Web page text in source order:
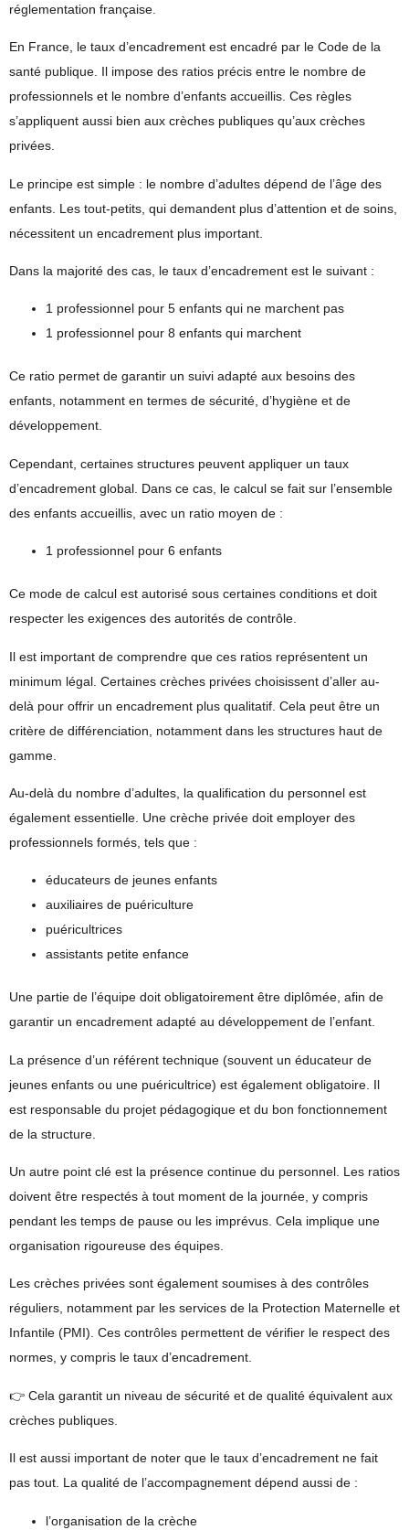
réglementation française.
En France, le taux d’encadrement est encadré par le Code de la
santé publique. Il impose des ratios précis entre le nombre de
professionnels et le nombre d’enfants accueillis. Ces règles
s’appliquent aussi bien aux crèches publiques qu’aux crèches
privées.
Le principe est simple : le nombre d’adultes dépend de l’âge des
enfants. Les tout-petits, qui demandent plus d’attention et de soins,
nécessitent un encadrement plus important.
Dans la majorité des cas, le taux d’encadrement est le suivant :
1 professionnel pour 5 enfants qui ne marchent pas
1 professionnel pour 8 enfants qui marchent
Ce ratio permet de garantir un suivi adapté aux besoins des
enfants, notamment en termes de sécurité, d’hygiène et de
développement.
Cependant, certaines structures peuvent appliquer un taux
d’encadrement global . Dans ce cas, le calcul se fait sur l’ensemble
des enfants accueillis, avec un ratio moyen de :
1 professionnel pour 6 enfants
Ce mode de calcul est autorisé sous certaines conditions et doit
respecter les exigences des autorités de contrôle.
Il est important de comprendre que ces ratios représentent un
minimum légal . Certaines crèches privées choisissent d’aller au-
delà pour offrir un encadrement plus qualitatif. Cela peut être un
critère de différenciation, notamment dans les structures haut de
gamme.
Au-delà du nombre d’adultes, la qualification du personnel est
également essentielle. Une crèche privée doit employer des
professionnels formés, tels que :
éducateurs de jeunes enfants
auxiliaires de puériculture
puéricultrices
assistants petite enfance
Une partie de l’équipe doit obligatoirement être diplômée, afin de
garantir un encadrement adapté au développement de l’enfant.
La présence d’un référent technique (souvent un éducateur de
jeunes enfants ou une puéricultrice) est également obligatoire. Il
est responsable du projet pédagogique et du bon fonctionnement
de la structure.
Un autre point clé est la présence continue du personnel . Les ratios
doivent être respectés à tout moment de la journée, y compris
pendant les temps de pause ou les imprévus. Cela implique une
organisation rigoureuse des équipes.
Les crèches privées sont également soumises à des contrôles
réguliers, notamment par les services de la Protection Maternelle et
Infantile (PMI). Ces contrôles permettent de vérifier le respect des
normes, y compris le taux d’encadrement.
👉 Cela garantit un niveau de sécurité et de qualité équivalent aux
crèches publiques.
Il est aussi important de noter que le taux d’encadrement ne fait
pas tout. La qualité de l’accompagnement dépend aussi de :
l’organisation de la crèche